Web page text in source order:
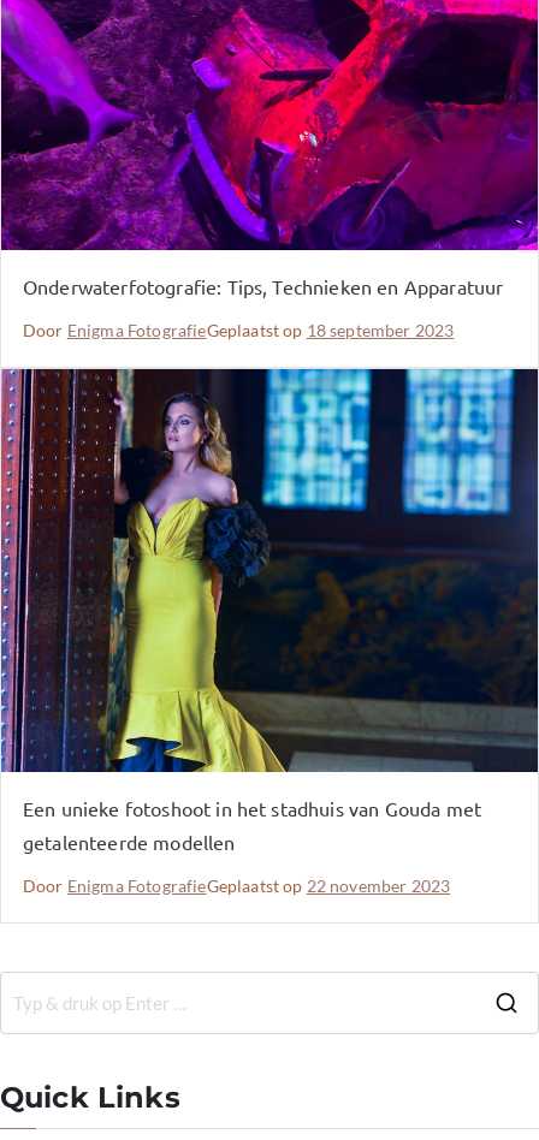
Onderwaterfotografie: Tips, Technieken en Apparatuur
Door Enigma FotografieGeplaatst op 18 september 2023
Een unieke fotoshoot in het stadhuis van Gouda met
getalenteerde modellen
Door Enigma FotografieGeplaatst op 22 november 2023
Quick Links